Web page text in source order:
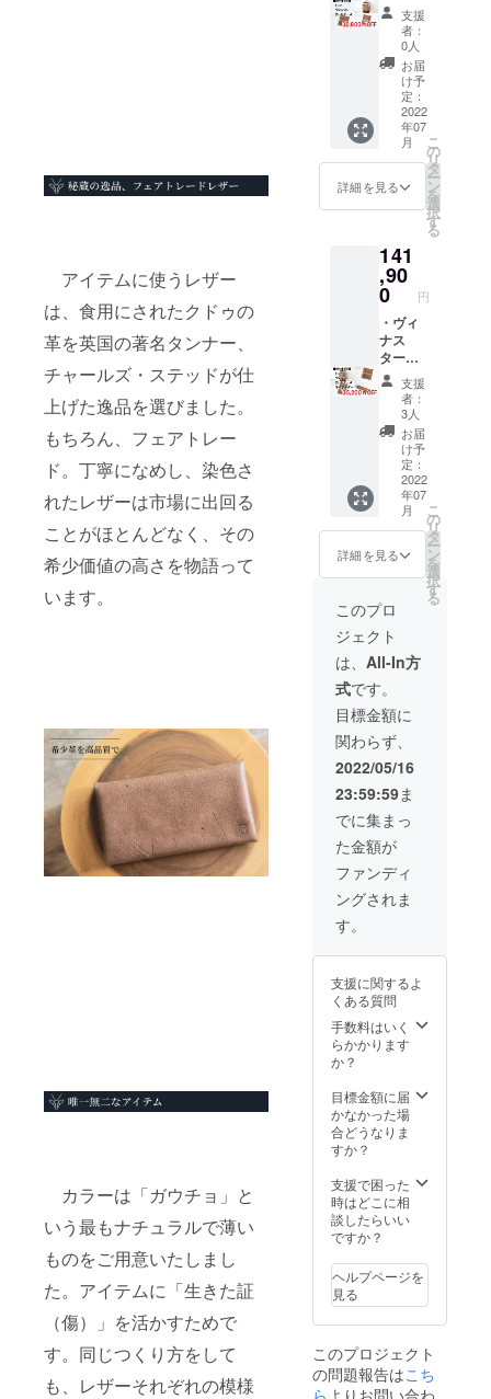
アイテムに使うレザー
は、食用にされたクドゥの
革を英国の著名タンナー、
チャールズ・ステッドが仕
上げた逸品を選びました。
もちろん、フェアトレー
ド。丁寧になめし、染色さ
れたレザーは市場に出回る
ことがほとんどなく、その
希少価値の高さを物語って
います。
カラーは「ガウチョ」と
いう最もナチュラルで薄い
ものをご用意いたしまし
た。アイテムに「生きた証
（傷）」を活かすためで
す。同じつくり方をして
も、レザーそれぞれの模様
のキャリア
を持った職
人が責任を
持って作り
上げます。
デザインか
らクリエイ
ティヴィ
るように機
能を分析し､
簡素化し､改
良するベー
シックでク
ラッシック
なデザイン
を追求して
マ字の
み） ※
郵送に
て発送
させて
いただ
きま
す。 ※
価格は
税込み
※送料込
み
売とな
ります
CAMPF
IRE限定
セット
割引
24,200
円OFF
価格 ・
トート
バッグ
への名
ご希望
の方は
備考欄
にご記
載くだ
さい
（ロー
マ字の
み） ※
郵送に
て発送
させて
いただ
きま
す。 ※
価格は
税込み
※送料込
み
トート
バッ
グ 定
価
110,000
円 ・
ヴィナ
スター
KAWAO
RIGAMI
グラ
ンウォ
レッ
価
41,800
円 ・
ヴィナ
スター
KAWAO
RIGAMI
名刺
カード
ケー
ス 定
16,500
ちらは
CAMPF
IRE限定
先行販
売とな
ります
・
CAMPF
IRE限定
セット
割引
30,800
円OFF
価格 ・
トート
バッグ
への名
入れを
ご希望
の方は
備考欄
にご記
載くだ
さい
み） ※
て発送
させて
いただ
きま
す。 ※
税込み
※送料込
み
支援
者：
0人
お届
け予
定：
2022
年07
月
詳細を見る
こ
の
リ
タ
ー
ン
を
選
択
す
る
141
,90
0 円
・ヴィ
ナス
ター
トート
バッ
グ 定
価
110,000
円 ・
ヴィナ
スター
KAWAO
RIGAMI
グラ
ンウォ
レッ
ト 定
価
41,800
円 ・
ヴィナ
スター
KAWAO
RIGAMI
名刺
カード
ケー
ス 定
価
16,500
円 ・
ヴィナ
スター
ワイル
ダー
8,800円
・こち
らは
CAMPF
IRE限定
売とな
ります
・
CAMPF
セット
割引
35,200
円OFF
トート
バッグ
への名
入れを
の方は
備考欄
にご記
支援
者：
3人
お届
け予
定：
2022
年07
月
詳細を見る
こ
の
リ
タ
ー
ン
を
選
択
す
る
このプロ
ジェクト
は、 All-In方
式です。
目標金額に
関わらず、
2022/05/16
23:59:59ま
でに集まっ
た金額が
ファンディ
ングされま
す。
支援に関するよ
くある質問
手数料はいく
らかかります
か？
目標金額に届
かなかった場
合どうなりま
すか？
支援で困った
時はどこに相
談したらいい
ですか？
ヘルプページを
見る
このプロジェクト
の問題報告はこち